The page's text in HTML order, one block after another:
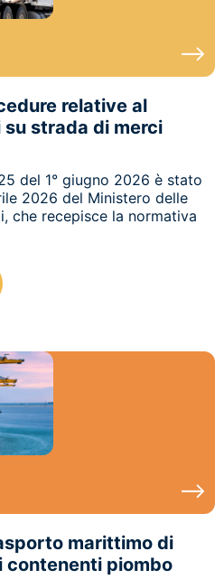
relative al
strada di merci
del 1° giugno 2026 è stato
2026 del Ministero delle
che recepisce la normativa
marittimo di
contenenti piombo